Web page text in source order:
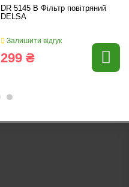
DR 5145 B Фільтр повітряний
DELSA
Залишити відгук
299 ₴